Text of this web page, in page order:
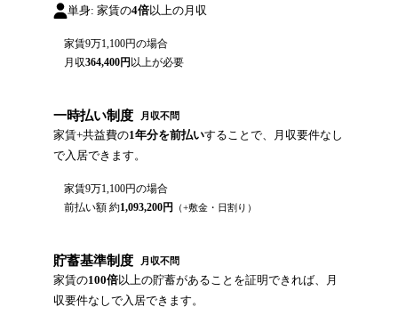
単身: 家賃の4倍以上の月収
家賃9万1,100円の場合
月収364,400円 以上が必要
一時払い制度 月収不問
家賃+共益費の1年分を前払いすることで、月収要件なし
で入居できます。
家賃9万1,100円の場合
前払い額 約1,093,200円 （+敷金・日割り）
貯蓄基準制度 月収不問
家賃の100倍以上の貯蓄があることを証明できれば、月
収要件なしで入居できます。